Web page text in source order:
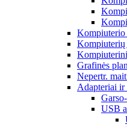
Kompiuterio
Kompiuterių
Grafinės
Nepertr.
Adapteriai ir
USB